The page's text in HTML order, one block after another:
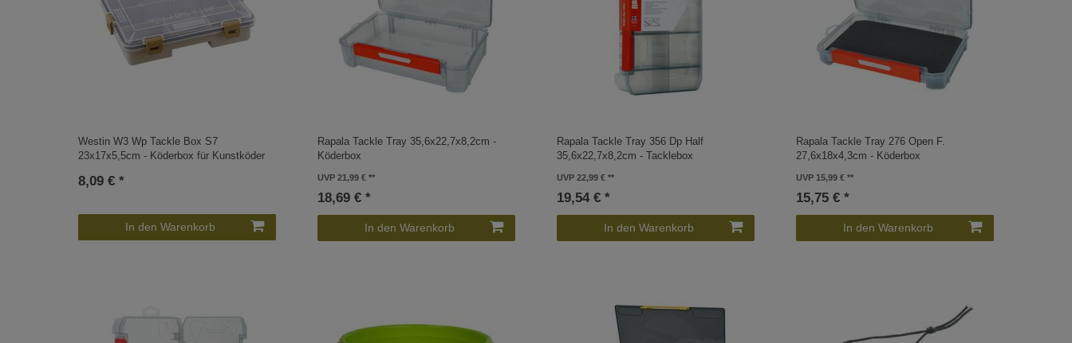
Westin W3 Wp Tackle Box S7
23x17x5,5cm - Köderbox für Kunstköder
8,09 € *
In den Warenkorb
Rapala Tackle Tray 35,6x22,7x8,2cm -
Köderbox
UVP 21,99 €
18,69 € *
In den Warenkorb
Rapala Tackle Tray 356 Dp Half
35,6x22,7x8,2cm - Tacklebox
UVP 22,99 €
19,54 € *
In den Warenkorb
Rapala Tackle Tray 276 Open F.
27,6x18x4,3cm - Köderbox
UVP 15,99 €
15,75 € *
In den Warenkorb